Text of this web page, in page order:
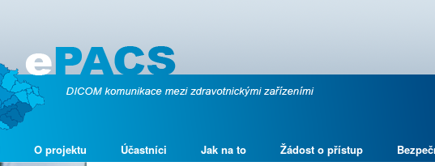
O projektu Účastníci Jak na to Žádost o přístup